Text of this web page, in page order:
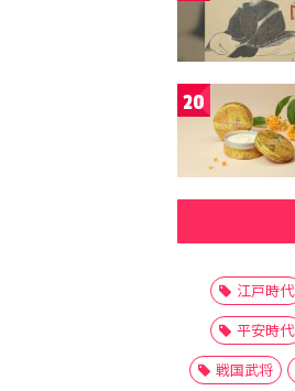
20
江戸時代
平安時代
戦国武将